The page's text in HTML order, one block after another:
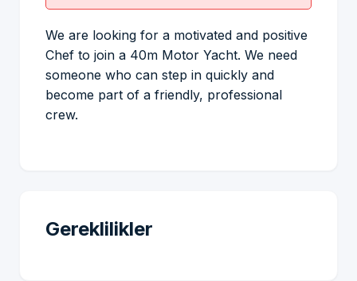
We are looking for a motivated and positive
Chef to join a 40m Motor Yacht. We need
someone who can step in quickly and
become part of a friendly, professional
crew.
Gereklilikler